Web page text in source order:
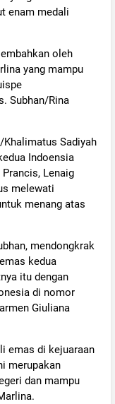
enam medali
oleh
yang mampu
Subhan/Rina
Khalimatus Sadiyah
Indoensia
Lenaig
melewati
menang atas
mendongkrak
kedua
itu dengan
di nomor
Giuliana
emas di kejuaraan
merupakan
dan mampu